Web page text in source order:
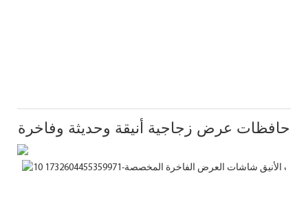
حافظات عرض زجاجية أنيقة وحديثة وفاخرة